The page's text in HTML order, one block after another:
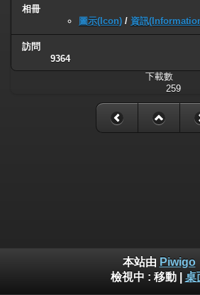
相冊
圖示(Icon) / 資訊
訪問
9364
下載數
259
本站由 Piwigo
檢視中 : 移動| 桌